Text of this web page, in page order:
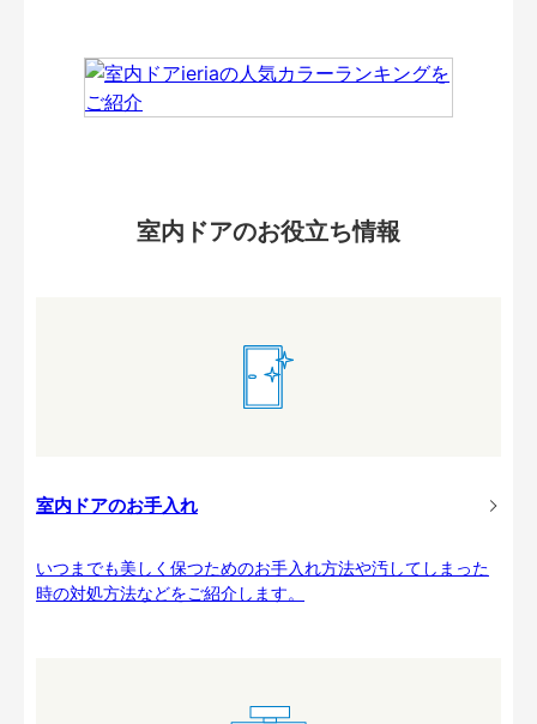
室内ドアのお役立ち情報
室内ドアのお手入れ
いつまでも美しく保つためのお手入れ方法や汚してしまった
時の対処方法などをご紹介します。